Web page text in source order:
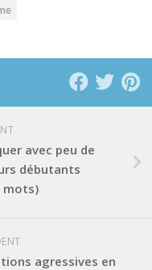
avec peu de
débutants
mots)
agressives en